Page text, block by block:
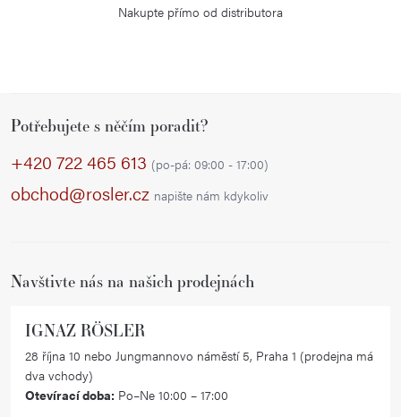
Nakupte přímo od distributora
Potřebujete s něčím poradit?
+420 722 465 613 (po-pá: 09:00 - 17:00)
obchod@rosler.cz napište nám kdykoliv
Navštivte nás na našich prodejnách
IGNAZ RÖSLER
28 října 10 nebo Jungmannovo náměstí 5, Praha 1 (prodejna má
dva vchody)
Otevírací doba: Po–Ne 10:00 – 17:00